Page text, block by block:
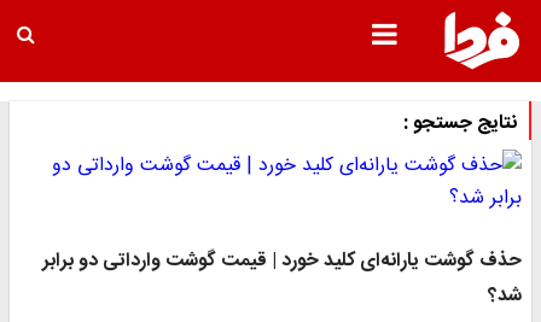
نتایج جستجو :
حذف گوشت یارانه‌ای کلید خورد | قیمت گوشت وارداتی دو برابر
شد؟